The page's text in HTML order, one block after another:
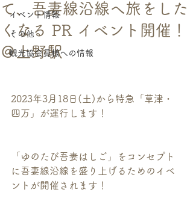
イベント情報
その他
観光協会員様への情報
て、吾妻線沿線へ旅をした
くなる PR イベント開催！
＠上野駅
2023年3月18日(土)から特急「草津・
四万」が運行します！
「ゆのたび吾妻はしご」をコンセプト
に吾妻線沿線を盛り上げるためのイベ
ントが開催されます！